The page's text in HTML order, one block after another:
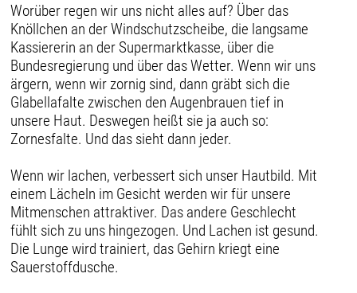
Worüber regen wir uns nicht alles auf? Über das
Knöllchen an der Windschutzscheibe, die langsame
Kassiererin an der Supermarktkasse, über die
Bundesregierung und über das Wetter. Wenn wir uns
ärgern, wenn wir zornig sind, dann gräbt sich die
Glabellafalte zwischen den Augenbrauen tief in
unsere Haut. Deswegen heißt sie ja auch so:
Zornesfalte. Und das sieht dann jeder.
Wenn wir lachen, verbessert sich unser Hautbild. Mit
einem Lächeln im Gesicht werden wir für unsere
Mitmenschen attraktiver. Das andere Geschlecht
fühlt sich zu uns hingezogen. Und Lachen ist gesund.
Die Lunge wird trainiert, das Gehirn kriegt eine
Sauerstoffdusche.